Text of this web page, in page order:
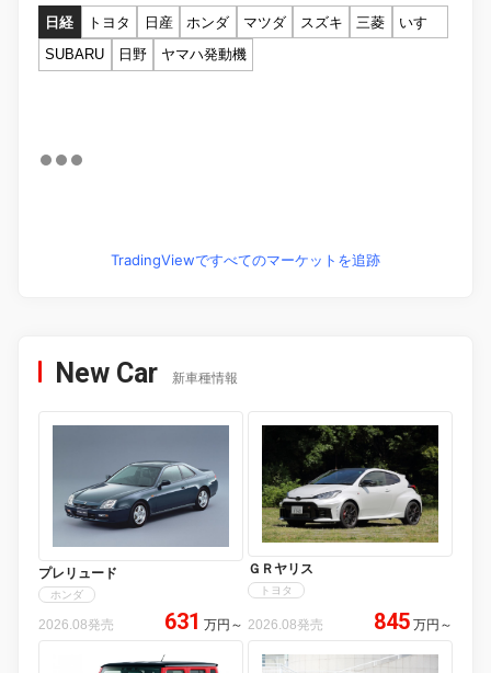
日経 トヨタ 日産 ホンダ マツダ スズキ 三菱
いすゞ
SUBARU
日野 ヤマハ発動機
TradingViewですべてのマーケットを追跡
New Car 新車種情報
プレリュード
ホンダ
2026.08発売 631 万円 ～
ＧＲヤリス
トヨタ
2026.08発売 845 万円 ～